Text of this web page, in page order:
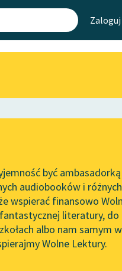
Zaloguj
do
Mapa Wolnych
Leśmianator
API
OAI-PMH
Widget Wolnych
być
audiobooków i
wspierać finansowo
literatury,
albo nam samym
Wolne Lektury.